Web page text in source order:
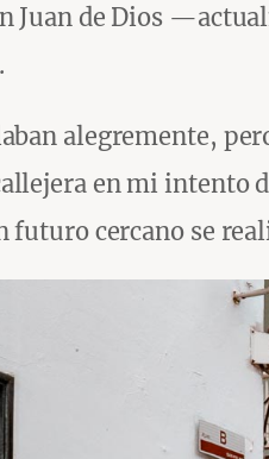
Juan de Dios
alegremente,
en mi intento
futuro cercano se